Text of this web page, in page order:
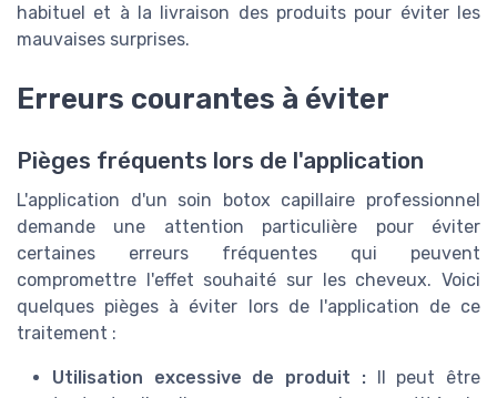
habituel et à la livraison des produits pour éviter les
mauvaises surprises.
Erreurs courantes à éviter
Pièges fréquents lors de l'application
L'application d'un soin botox capillaire professionnel
demande une attention particulière pour éviter
certaines erreurs fréquentes qui peuvent
compromettre l'effet souhaité sur les cheveux. Voici
quelques pièges à éviter lors de l'application de ce
traitement :
Utilisation excessive de produit :Il peut être